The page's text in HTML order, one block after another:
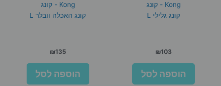
Kong - קונג
קונג גלילי L
₪103
הוספה לסל
Kong - קונג
קונג האכלה וובלר L
₪135
הוספה לסל